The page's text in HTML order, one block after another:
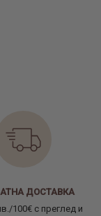
ДОСТАВКА
100€ с преглед и